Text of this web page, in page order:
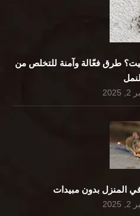
طرق فعّالة وآمنة للتخلص من
النمل
المنزل بدون مبيدات